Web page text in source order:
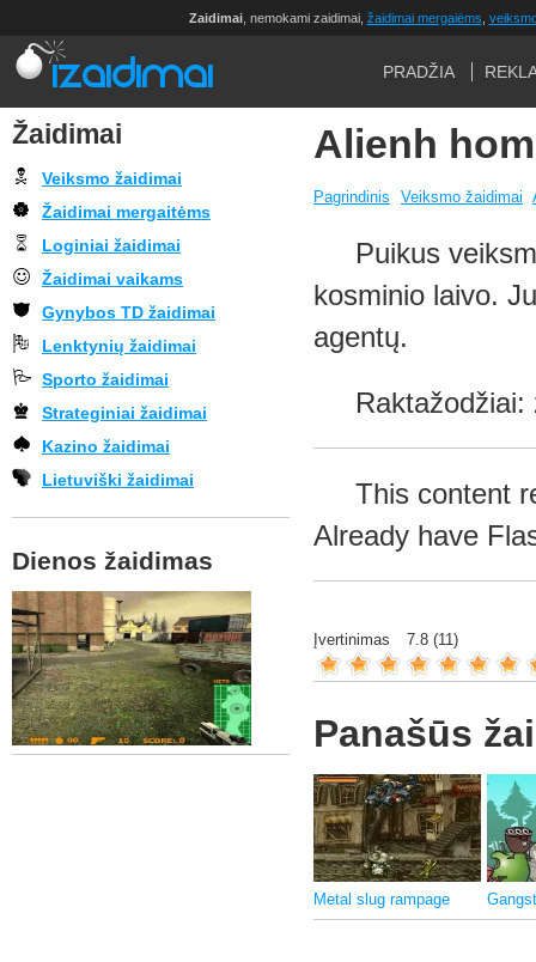
Zaidimai, nemokami zaidimai, žaidimai mergaiėms
PRADŽIA
Alienh
Pagrindinis Veiksmo žaidimai
Puikus
kosminio laivo.
agentų.
This content
Already have
Įvertinimas 7.8 (11)
Panašūs
Metal slug rampage
Žaidimai
Veiksmo žaidimai
Žaidimai mergaitėms
Loginiai žaidimai
Žaidimai vaikams
Gynybos TD žaidimai
Lenktynių žaidimai
Sporto žaidimai
Strateginiai žaidimai
Kazino žaidimai
Lietuviški žaidimai
Dienos žaidimas